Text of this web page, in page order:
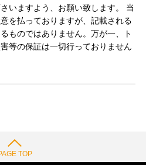
いますよう、お願い致します。 当
を払っておりますが、記載される
ものではありません。万が一、ト
等の保証は一切行っておりません
TOP